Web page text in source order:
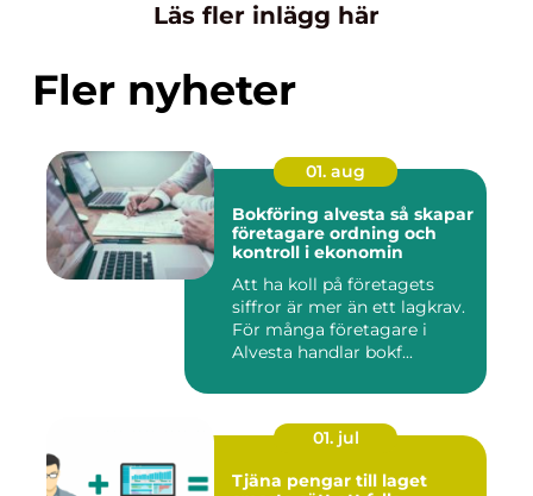
Läs fler inlägg här
Fler nyheter
01. aug
Bokföring alvesta så skapar
företagare ordning och
kontroll i ekonomin
Att ha koll på företagets
siffror är mer än ett lagkrav.
För många företagare i
Alvesta handlar bokf...
01. jul
Tjäna pengar till laget